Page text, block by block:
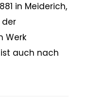
in Meiderich,
der
Werk
auch nach